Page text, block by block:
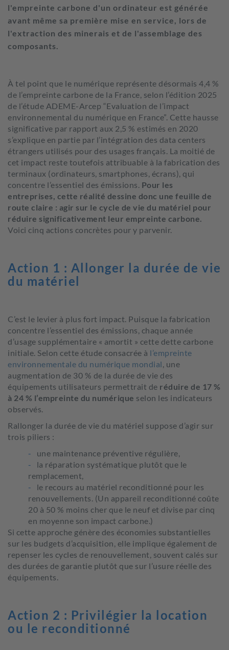
l'empreinte carbone d'un ordinateur est générée
avant même sa première mise en service, lors de
l'extraction des minerais et de l'assemblage des
composants.
À tel point que le numérique représente désormais 4,4 %
de l’empreinte carbone de la France, selon l’édition 2025
de l’étude ADEME-Arcep “Evaluation de l’impact
environnemental du numérique en France”. Cette hausse
significative par rapport aux 2,5 % estimés en 2020
s’explique en partie par l’intégration des data centers
étrangers utilisés pour des usages français. La moitié de
cet impact reste toutefois attribuable à la fabrication des
terminaux (ordinateurs, smartphones, écrans), qui
concentre l’essentiel des émissions. Pour les
entreprises, cette réalité dessine donc une feuille de
route claire : agir sur le cycle de vie du matériel pour
réduire significativement leur empreinte carbone.
Voici cinq actions concrètes pour y parvenir.
Action 1 : Allonger la durée de vie
du matériel
C’est le levier à plus fort impact. Puisque la fabrication
concentre l’essentiel des émissions, chaque année
d’usage supplémentaire « amortit » cette dette carbone
initiale. Selon cette étude consacrée à l’empreinte
environnementale du numérique mondial, une
augmentation de 30 % de la durée de vie des
équipements utilisateurs permettrait de réduire de 17 %
à 24 % l’empreinte du numérique selon les indicateurs
observés.
Rallonger la durée de vie du matériel suppose d’agir sur
trois piliers :
une maintenance préventive régulière,
la réparation systématique plutôt que le
remplacement,
le recours au matériel reconditionné pour les
renouvellements. (Un appareil reconditionné coûte
20 à 50 % moins cher que le neuf et divise par cinq
en moyenne son impact carbone.)
Si cette approche génère des économies substantielles
sur les budgets d’acquisition, elle implique également de
repenser les cycles de renouvellement, souvent calés sur
des durées de garantie plutôt que sur l’usure réelle des
équipements.
Action 2 : Privilégier la location
ou le reconditionné